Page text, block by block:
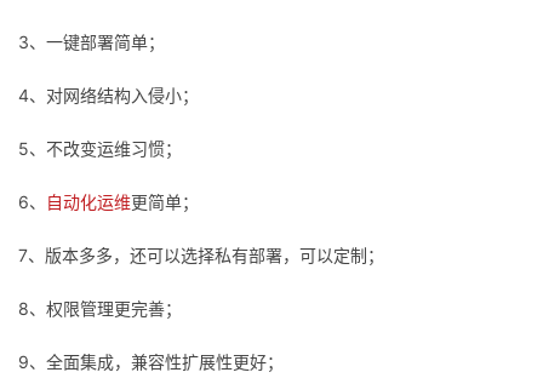
我
的
课
程
我
的
认
证
我
的
实
我
的
的
技
术
支
持
我
的
云
声
建
议
3、一键部署简单；
4、对网络结构入侵小；
5、不改变运维习惯；
6、 自动化运维更简单；
7、版本多多，还可以选择私有部署，可以定制；
8、权限管理更完善；
9、全面集成，兼容性扩展性更好；